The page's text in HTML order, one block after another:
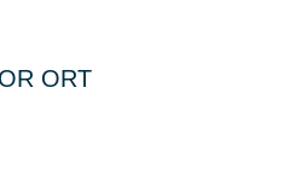
ORT